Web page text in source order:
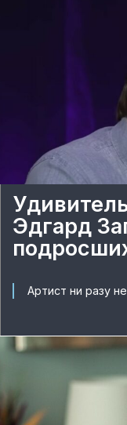
Эдгард
Артист ни разу